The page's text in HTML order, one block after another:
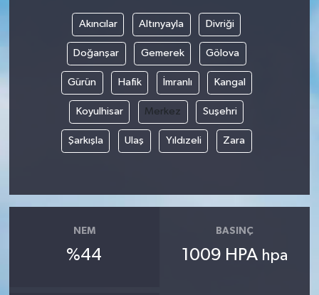
Akıncılar Altınyayla Divriği
Doğanşar Gemerek Gölova
Gürün Hafik İmranlı Kangal
Koyulhisar Merkez Suşehri
Şarkışla Ulaş Yıldızeli Zara
NEM
%44
BASINÇ
1009 HPA hpa